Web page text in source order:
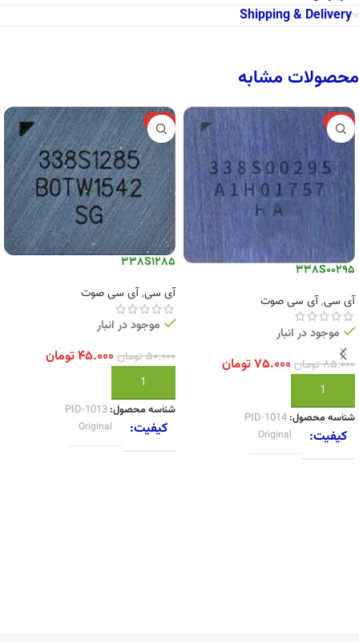
Shipping & Delivery
محصولات مشابه
-12%
338S00295
آی سی,آی سی صوت
موجود در انبار
۸۵.۰۰۰تومان ۷۵.۰۰۰تومان
افزودن به سبد خرید
شناسه محصول: PID-1014
کیفیت Original
-10%
338S1285
آی سی,آی سی صوت
موجود در انبار
۵۰.۰۰۰تومان ۴۵.۰۰۰تومان
افزودن به سبد خرید
شناسه محصول: PID-1013
کیفیت Original